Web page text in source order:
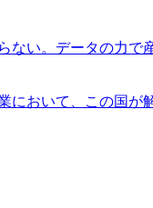
ない。データの力で
において、この国が